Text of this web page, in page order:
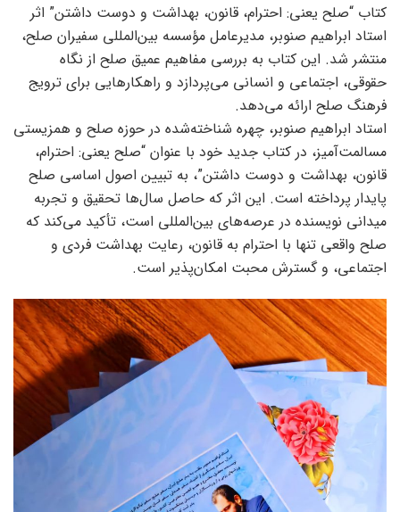
کتاب “صلح یعنی: احترام، قانون، بهداشت و دوست داشتن” اثر
استاد ابراهیم صنوبر، مدیرعامل مؤسسه بین‌المللی سفیران صلح،
منتشر شد. این کتاب به بررسی مفاهیم عمیق صلح از نگاه
حقوقی، اجتماعی و انسانی می‌پردازد و راهکارهایی برای ترویج
فرهنگ صلح ارائه می‌دهد.
استاد ابراهیم صنوبر، چهره شناخته‌شده در حوزه صلح و همزیستی
مسالمت‌آمیز، در کتاب جدید خود با عنوان “صلح یعنی: احترام،
قانون، بهداشت و دوست داشتن”، به تبیین اصول اساسی صلح
پایدار پرداخته است. این اثر که حاصل سال‌ها تحقیق و تجربه
میدانی نویسنده در عرصه‌های بین‌المللی است، تأکید می‌کند که
صلح واقعی تنها با احترام به قانون، رعایت بهداشت فردی و
اجتماعی، و گسترش محبت امکان‌پذیر است.